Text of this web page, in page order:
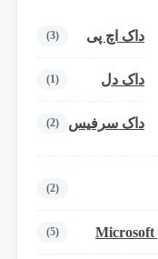
داک اچ پی (3)
داک دل (1)
داک سرفیس (2)
(2)
(5)